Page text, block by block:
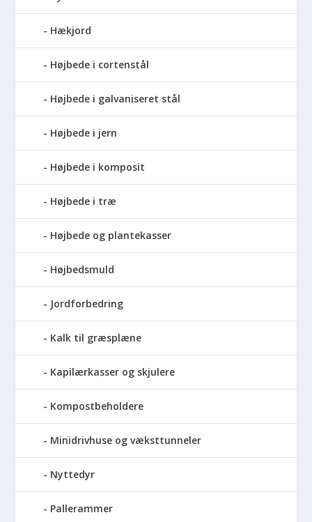
Hækjord
Højbede i cortenstål
Højbede i galvaniseret stål
Højbede i jern
Højbede i komposit
Højbede i træ
Højbede og plantekasser
Højbedsmuld
Jordforbedring
Kalk til græsplæne
Kapilærkasser og skjulere
Kompostbeholdere
Minidrivhuse og væksttunneler
Nyttedyr
Pallerammer